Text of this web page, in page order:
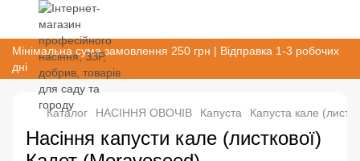
Мінімальна сума замовлення 250 грн | Відправка 1-3 робочих
дні
Каталог НАСІННЯ ОВОЧІВ Капуста Капуста кале
Насіння капусти кале (листкової)